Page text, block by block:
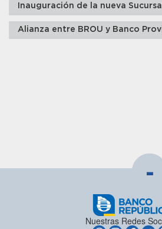
Inauguración de la nueva
Alianza entre BROU y Banco
-
Nuestras Redes